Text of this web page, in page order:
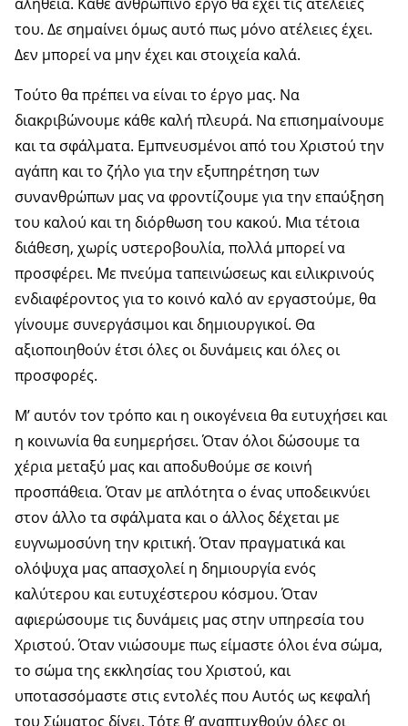
του. Δε σημαίνει όμως αυτό πως μόνο ατέλειες έχει.
Δεν μπορεί να μην έχει και στοιχεία καλά.
Τούτο θα πρέπει να είναι το έργο μας. Να
διακριβώνουμε κάθε καλή πλευρά. Να επισημαίνουμε
και τα σφάλματα. Εμπνευσμένοι από του Χριστού την
αγάπη και το ζήλο για την εξυπηρέτηση των
συνανθρώπων μας να φροντίζουμε για την επαύξηση
του καλού και τη διόρθωση του κακού. Μια τέτοια
διάθεση, χωρίς υστεροβουλία, πολλά μπορεί να
προσφέρει. Με πνεύμα ταπεινώσεως και ειλικρινούς
ενδιαφέροντος για το κοινό καλό αν εργαστούμε, θα
γίνουμε συνεργάσιμοι και δημιουργικοί. Θα
αξιοποιηθούν έτσι όλες οι δυνάμεις και όλες οι
προσφορές.
Μ’ αυτόν τον τρόπο και η οικογένεια θα ευτυχήσει και
η κοινωνία θα ευημερήσει. Όταν όλοι δώσουμε τα
χέρια μεταξύ μας και αποδυθούμε σε κοινή
προσπάθεια. Όταν με απλότητα ο ένας υποδεικνύει
στον άλλο τα σφάλματα και ο άλλος δέχεται με
ευγνωμοσύνη την κριτική. Όταν πραγματικά και
ολόψυχα μας απασχολεί η δημιουργία ενός
καλύτερου και ευτυχέστερου κόσμου. Όταν
αφιερώσουμε τις δυνάμεις μας στην υπηρεσία του
Χριστού. Όταν νιώσουμε πως είμαστε όλοι ένα σώμα,
το σώμα της εκκλησίας του Χριστού, και
υποτασσόμαστε στις εντολές που Αυτός ως κεφαλή
του Σώματος δίνει. Τότε θ’ αναπτυχθούν όλες οι